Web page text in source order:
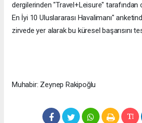
dergilerinden "Travel+Leisure" tarafından
En İyi 10 Uluslararası Havalimanı"
zirvede yer alarak bu küresel başarısını
Muhabir: Zeynep Rakipoğlu